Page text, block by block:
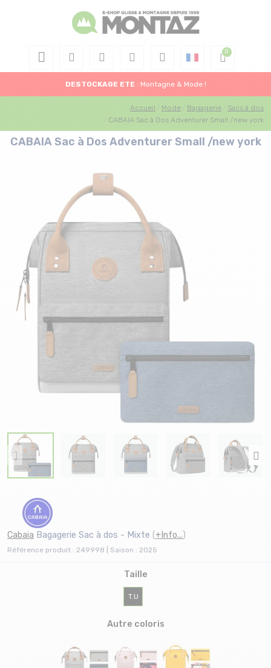
DESTOCKAGE ETE : Montagne & Mode !
Accueil Mode Bagagerie
Sacs à dos
CABAIA Sac à Dos Adventurer Small /new york
CABAIA Sac à Dos Adventurer Small /new york
Cabaia Bagagerie Sac à dos - Mixte (+Info...)
Référence produit : 249998 | Saison : 2025
Taille
T.U
Autre coloris